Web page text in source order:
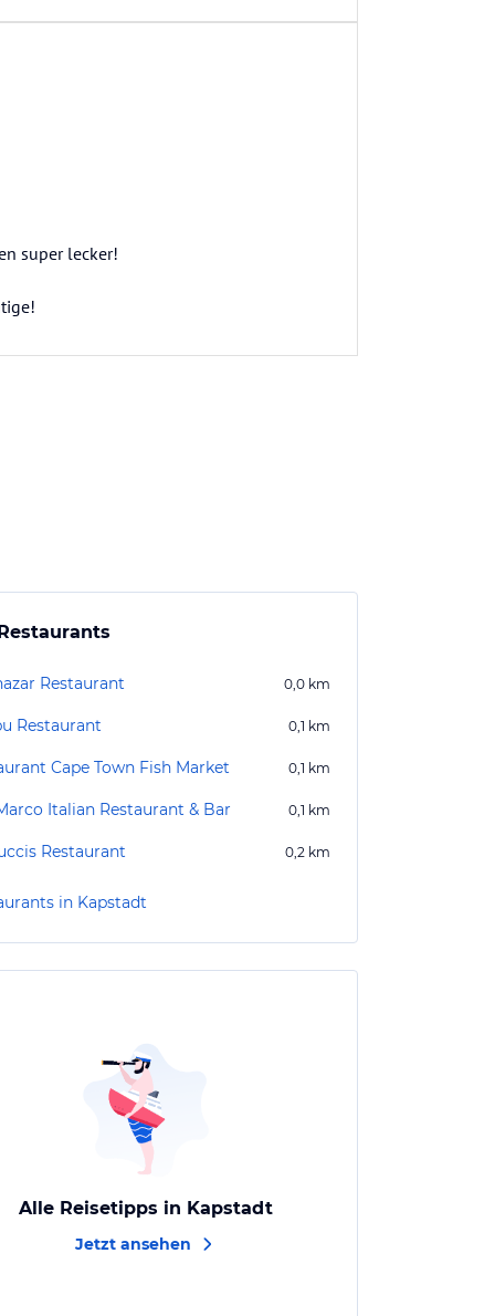
super lecker!
Restaurant 0,0 km
Restaurant 0,1 km
Cape Town Fish Market 0,1 km
Italian Restaurant & Bar 0,1 km
Restaurant 0,2 km
in Kapstadt
Alle Reisetipps in Kapstadt
Jetzt ansehen